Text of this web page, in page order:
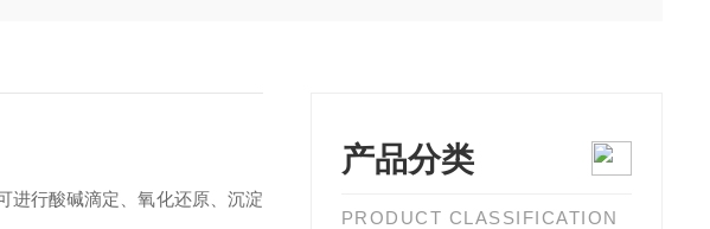
产品分类
PRODUCT CLASSIFICATION
进行酸碱滴定、氧化还原、沉淀